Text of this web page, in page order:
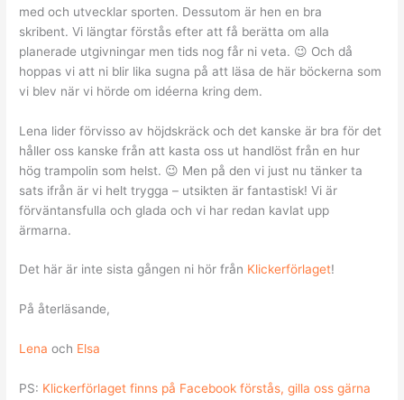
med och utvecklar sporten. Dessutom är hen en bra
skribent. Vi längtar förstås efter att få berätta om alla
planerade utgivningar men tids nog får ni veta. 😉 Och då
hoppas vi att ni blir lika sugna på att läsa de här böckerna som
vi blev när vi hörde om idéerna kring dem.
Lena lider förvisso av höjdskräck och det kanske är bra för det
håller oss kanske från att kasta oss ut handlöst från en hur
hög trampolin som helst. 😉 Men på den vi just nu tänker ta
sats ifrån är vi helt trygga – utsikten är fantastisk! Vi är
förväntansfulla och glada och vi har redan kavlat upp
ärmarna.
Det här är inte sista gången ni hör från Klickerförlaget!
På återläsande,
Lena och Elsa
PS: Klickerförlaget finns på Facebook förstås, gilla oss gärna